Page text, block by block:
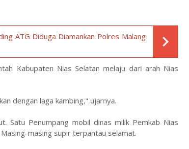
ATG Diduga Diamankan Polres Malang
Kabupaten Nias Selatan melaju dari arah Nias
dengan laga kambing," ujarnya.
Satu Penumpang mobil dinas milik Pemkab Nias
masing supir terpantau selamat.